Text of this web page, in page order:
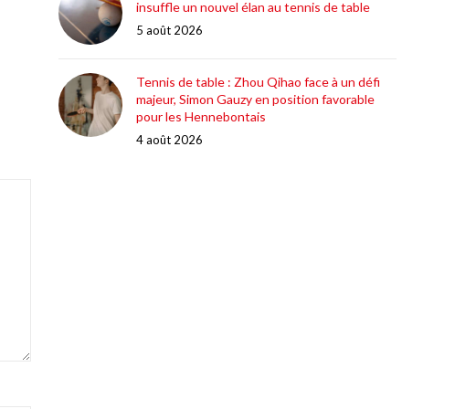
insuffle un nouvel élan au tennis de table
5 août 2026
Tennis de table : Zhou Qihao face à un défi
majeur, Simon Gauzy en position favorable
pour les Hennebontais
4 août 2026